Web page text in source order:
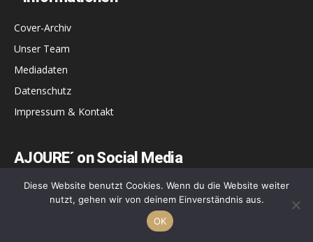
Cover-Archiv
Unser Team
Mediadaten
Datenschutz
Impressum & Kontakt
AJOURE´ on Social Media
5,718 Fans GEFÄLLT MIR
Diese Website benutzt Cookies. Wenn du die Website weiter
nutzt, gehen wir von deinem Einverständnis aus.
OK